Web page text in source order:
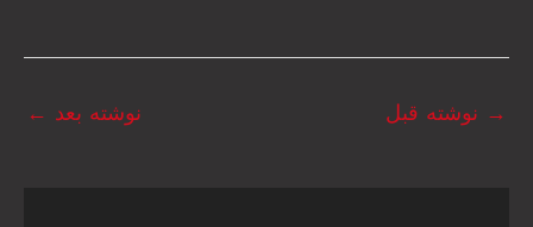
→ نوشته قبل نوشته بعد ←